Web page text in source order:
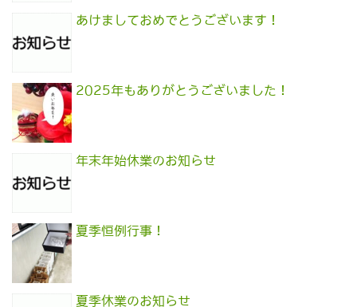
あけましておめでとうございます！
2025年もありがとうございました！
年末年始休業のお知らせ
夏季恒例行事！
夏季休業のお知らせ